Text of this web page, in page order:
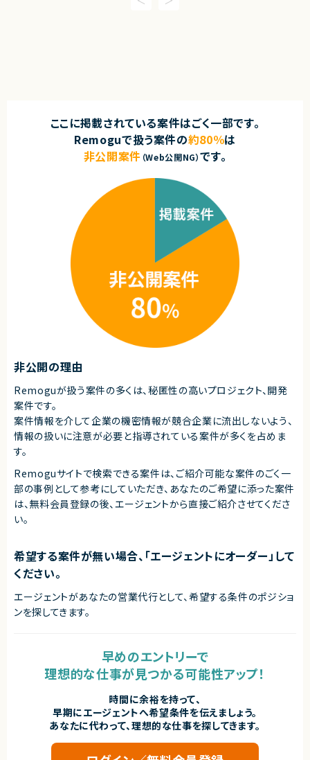
ここに掲載されている案件はごく一部です。
Remoguで扱う案件の約80％は
非公開案件 （Web公開NG）です。
非公開の理由
Remoguが扱う案件の多くは、秘匿性の高いプロジェクト、開発
案件です。
案件情報を介して企業の機密情報が競合企業に流出しないよう、
情報の扱いに注意が必要と指導されている案件が多くを占めま
す。
Remoguサイトで検索できる案件は、ご紹介可能な案件のごく一
部の事例として参考にしていただき、 あなたのご希望に添った案件
は、無料会員登録の後、エージェントから直接ご紹介させてくださ
い。
希望する案件が無い場合、「エージェントにオーダー」して
ください。
エージェントがあなたの営業代行として、希望する条件のポジショ
ンを探してきます。
早めのエントリーで
理想的な仕事が見つかる可能性アップ！
時間に余裕を持って、
早期にエージェントへ希望条件を伝えましょう。
あなたに代わって、理想的な仕事を探してきます。